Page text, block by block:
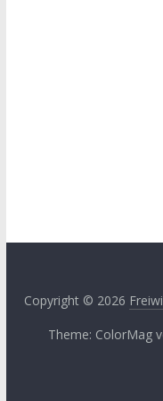
Copyright © 2026
Theme: ColorMag